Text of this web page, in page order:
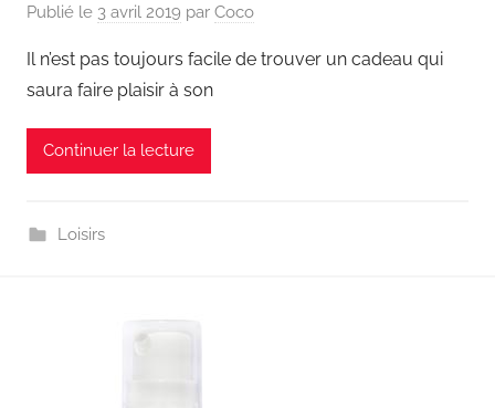
Publié le 3 avril 2019 par Coco
Il n’est pas toujours facile de trouver un cadeau qui
saura faire plaisir à son
Continuer la lecture
Loisirs